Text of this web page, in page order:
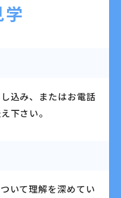
込み、またはお電話
下さい。
いて理解を深めてい